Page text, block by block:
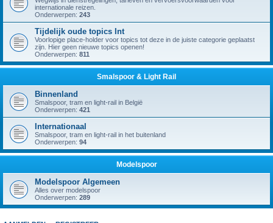
internationale reizen.
Onderwerpen: 243
Tijdelijk oude topics Int
Voorlopige place-holder voor topics tot deze in de juiste categorie geplaatst
zijn. Hier geen nieuwe topics openen!
Onderwerpen: 811
Smalspoor & Light Rail
Binnenland
Smalspoor, tram en light-rail in België
Onderwerpen: 421
Internationaal
Smalspoor, tram en light-rail in het buitenland
Onderwerpen: 94
Modelspoor
Modelspoor Algemeen
Alles over modelspoor
Onderwerpen: 289